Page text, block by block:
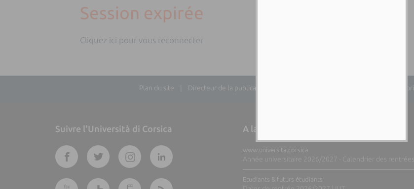
Session expirée
Cliquez ici pour vous reconnecter
Plan du site | Directeur de la publication : Dominique Cancellieri | Responsable
Suivre l'Università di Corsica A la une sur nos sites web
www.universita.corsica
Année universitaire 2026/2027 - Calendrier des rentrées
Etudiants & futurs étudiants